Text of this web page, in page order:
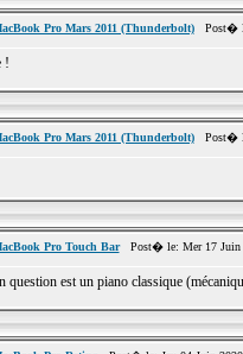
Pro Mars 2011 (Thunderbolt)Post�
!
Pro Mars 2011 (Thunderbolt)Post�
Pro Touch BarPost� le: Mer 17 Juin
question est un piano classique